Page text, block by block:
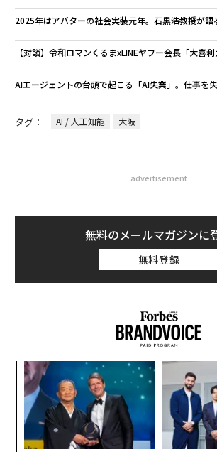
2025年はアバターの社会実装元年。石黒浩教授が語
【対談】令和ロマンくるまxLINEヤフー会長「大喜利
AIエージェントの台頭で起こる「AI失業」。仕事を
タグ： AI / 人工知能 大阪
advertisement
無料のメールマガジンに
無料登録